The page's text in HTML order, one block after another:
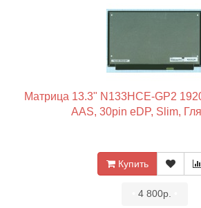
Матрица 13.3" N133HCE-GP2
AAS, 30pin eDP, Slim,
Купить
4 800р.